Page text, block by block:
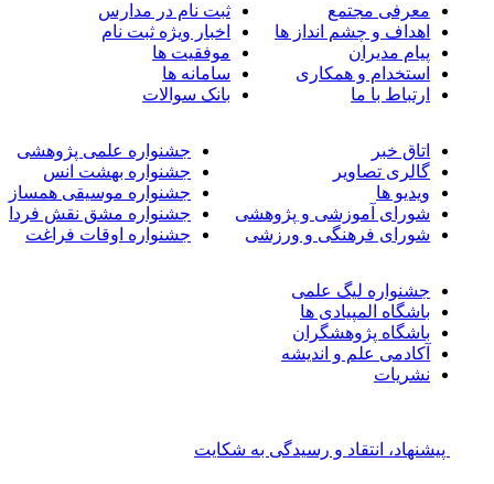
معرفی مجتمع
اهداف و چشم انداز ها
پیام مدیران
استخدام و همکاری
ارتباط با ما
ثبت نام در مدارس
اخبار ویژه ثبت نام
موفقیت ها
سامانه ها
بانک سوالات
اتاق خبر
گالری تصاویر
ویدیو ها
شورای آموزشی و پژوهشی
شورای فرهنگی و ورزشی
جشنواره علمی پژوهشی
جشنواره بهشت انس
جشنواره موسیقی همساز
جشنواره مشق نقش فردا
جشنواره اوقات فراغت
جشنواره لیگ علمی
باشگاه المپیادی ها
باشگاه پژوهشگران
آکادمی علم و اندیشه
نشریات
پیشنهاد، انتقاد و رسیدگی به شکایت